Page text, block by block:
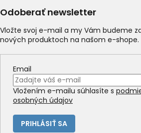
Odoberať newsletter
Vložte svoj e-mail a my Vám budeme
nových produktoch na našom e-shope.
Email
Vložením e-mailu súhlasíte s
osobných údajov
PRIHLÁSIŤ SA